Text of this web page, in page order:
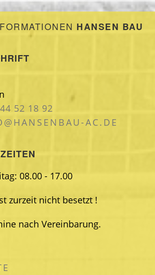
HANSEN BAU
52 18 92
AC.DE
08.00 - 17.00
zurzeit nicht besetzt !
nach Vereinbarung.